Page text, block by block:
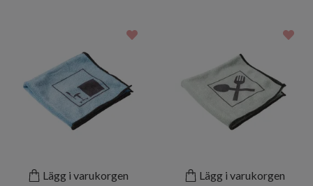
Lägg i varukorgen Lägg i varukorgen